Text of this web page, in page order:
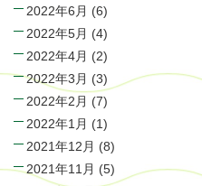
2022年6月 (6)
2022年5月 (4)
2022年4月 (2)
2022年3月 (3)
2022年2月 (7)
2022年1月 (1)
2021年12月 (8)
2021年11月 (5)